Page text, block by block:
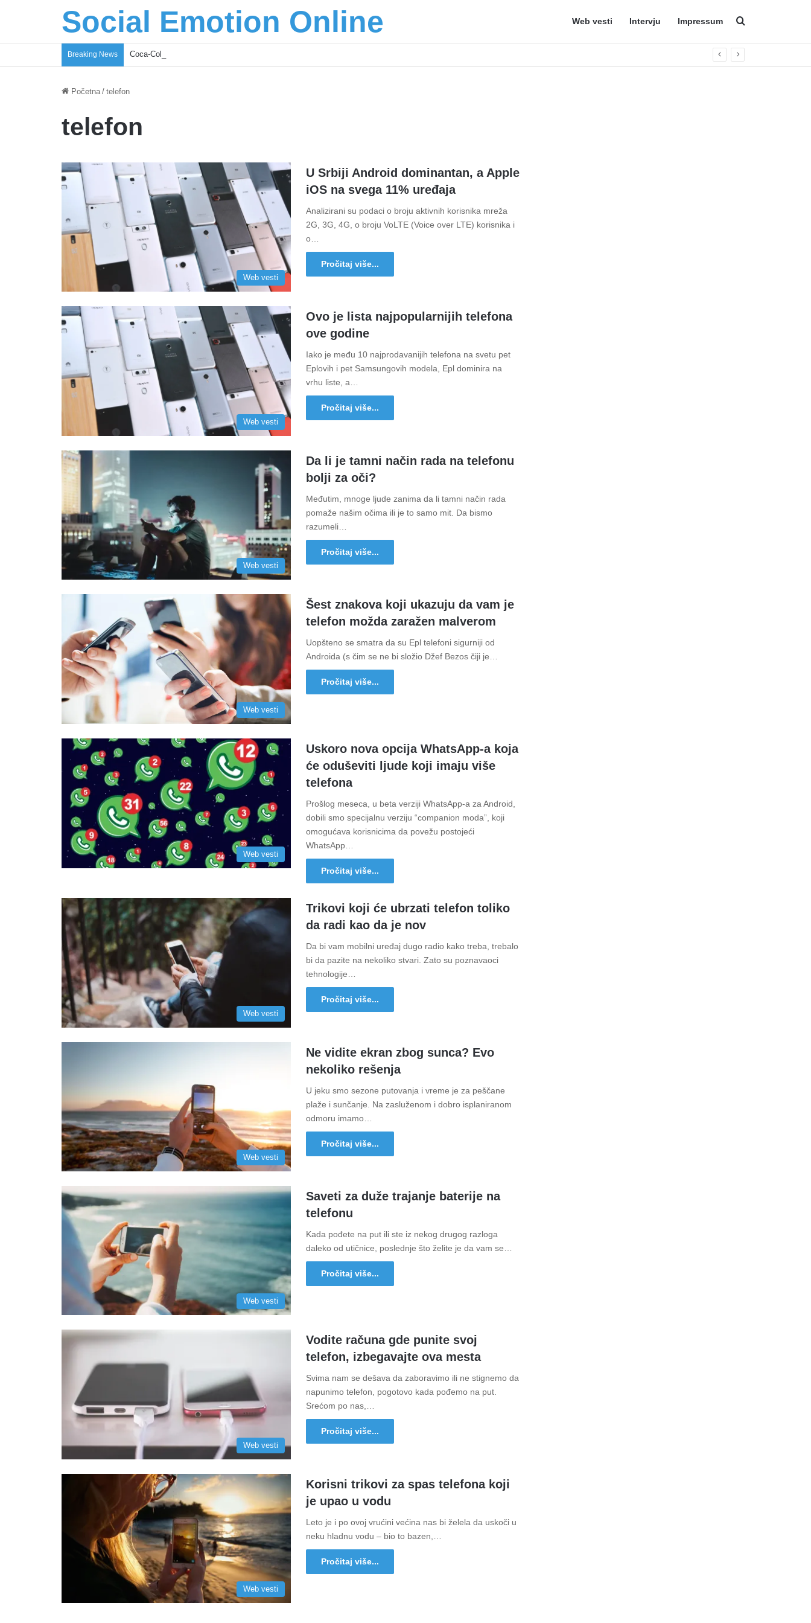
Social Emotion Online Web vesti Intervju Impressum
Breaking News Coca-Cola podrška mladima i Excel Grašić osnažuju mlade u regionu
Početna / telefon
telefon
Web vesti
U Srbiji Android dominantan, a Apple
iOS na svega 11% uređaja
Analizirani su podaci o broju aktivnih korisnika mreža
2G, 3G, 4G, o broju VoLTE (Voice over LTE) korisnika i
o…
Pročitaj više...
Web vesti
Ovo je lista najpopularnijih telefona
ove godine
Iako je među 10 najprodavanijih telefona na svetu pet
Eplovih i pet Samsungovih modela, Epl dominira na
vrhu liste, a…
Pročitaj više...
Web vesti
Da li je tamni način rada na telefonu
bolji za oči?
Međutim, mnoge ljude zanima da li tamni način rada
pomaže našim očima ili je to samo mit. Da bismo
razumeli…
Pročitaj više...
Web vesti
Šest znakova koji ukazuju da vam je
telefon možda zaražen malverom
Uopšteno se smatra da su Epl telefoni sigurniji od
Androida (s čim se ne bi složio Džef Bezos čiji je…
Pročitaj više...
Web vesti
Uskoro nova opcija WhatsApp-a koja
će oduševiti ljude koji imaju više
telefona
Prošlog meseca, u beta verziji WhatsApp-a za Android,
dobili smo specijalnu verziju “companion moda”, koji
omogućava korisnicima da povežu postojeći
WhatsApp…
Pročitaj više...
Web vesti
Trikovi koji će ubrzati telefon toliko
da radi kao da je nov
Da bi vam mobilni uređaj dugo radio kako treba, trebalo
bi da pazite na nekoliko stvari. Zato su poznavaoci
tehnologije…
Pročitaj više...
Web vesti
Ne vidite ekran zbog sunca? Evo
nekoliko rešenja
U jeku smo sezone putovanja i vreme je za peščane
plaže i sunčanje. Na zasluženom i dobro isplaniranom
odmoru imamo…
Pročitaj više...
Web vesti
Saveti za duže trajanje baterije na
telefonu
Kada pođete na put ili ste iz nekog drugog razloga
daleko od utičnice, poslednje što želite je da vam se…
Pročitaj više...
Web vesti
Vodite računa gde punite svoj
telefon, izbegavajte ova mesta
Svima nam se dešava da zaboravimo ili ne stignemo da
napunimo telefon, pogotovo kada pođemo na put.
Srećom po nas,…
Pročitaj više...
Web vesti
Korisni trikovi za spas telefona koji
je upao u vodu
Leto je i po ovoj vrućini većina nas bi želela da uskoči u
neku hladnu vodu – bio to bazen,…
Pročitaj više...